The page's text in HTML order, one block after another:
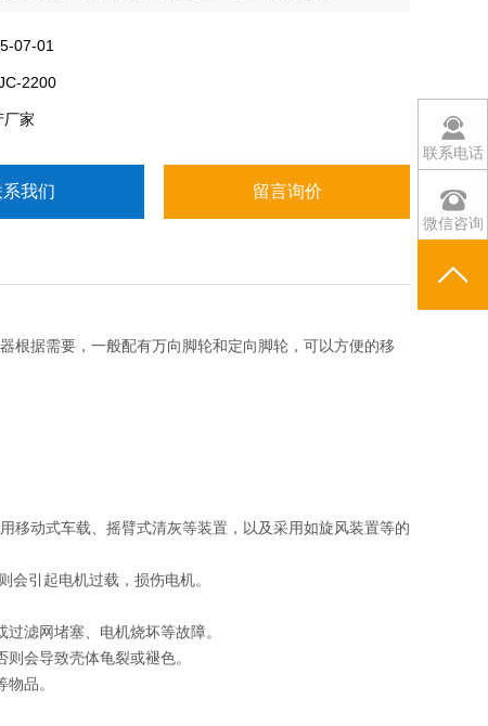
07-01
2200
厂家
系我们 留言询价
根据需要，一般配有万向脚轮和定向脚轮，可以方便的移
移动式车载、摇臂式清灰等装置，以及采用如旋风装置等的
会引起电机过载，损伤电机。
滤网堵塞、电机烧坏等故障。
会导致壳体龟裂或褪色。
品。
联系电话
微信咨询